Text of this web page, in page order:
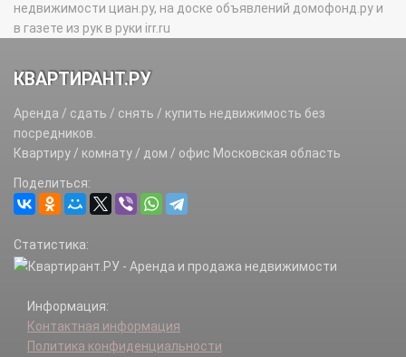
недвижимости циан.ру, на доске объявлений домофонд.ру и
в газете из рук в руки irr.ru
КВАРТИРАНТ.РУ
Аренда / сдать / снять / купить недвижимость без
посредников.
Квартиру / комнату / дом / офис Московская область
Поделиться:
Статистика:
Информация:
Контактная информация
Политика конфиденциальности